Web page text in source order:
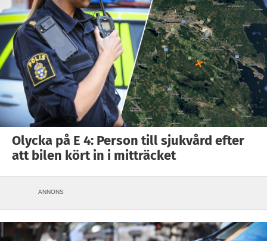
Olycka på E 4: Person till sjukvård efter
att bilen kört in i mitträcket
ANNONS